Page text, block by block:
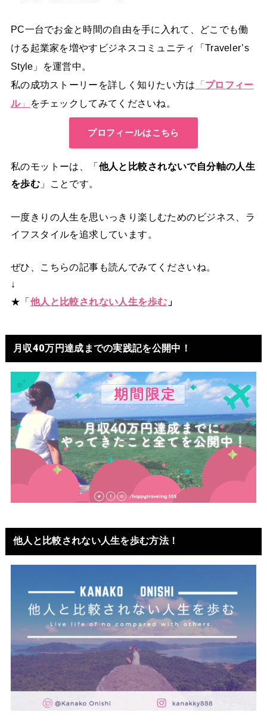
PC一台でお金と時間の自由を手に入れて、どこでも働
ける起業家を増やすビジネスコミュニティ「Traveler’s
Style」を運営中。
私の成功ストーリーを詳しく知りたい方は 「プロフィー
ル」 をチェックしてみてくださいね。
プロフィールはこちら
私のモットーは、「他人と比較されないで自分軸の人生
を歩む 」ことです。
一度きりの人生を思いっきり楽しむためのビジネス、ラ
イフスタイルを追求しています。
ぜひ、こちらの記事も読んでみてくださいね。
↓
★「他人と比較されない人生を歩む 」
月収40万円達成までの実践記を公開中！
他人と比較されない人生を歩む方法！